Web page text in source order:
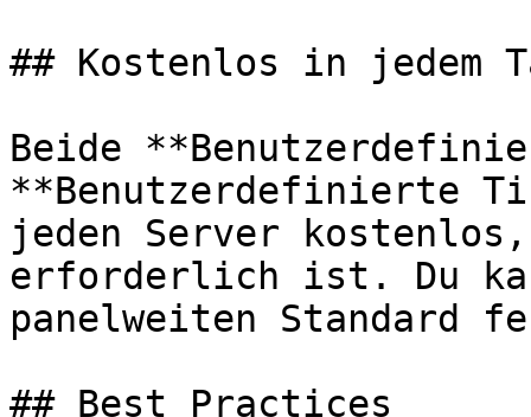
## Kostenlos in jedem
Beide
**Benutzerdefinierte
jeden Server kostenlos,
erforderlich ist. Du
panelweiten Standard
## Best Practices